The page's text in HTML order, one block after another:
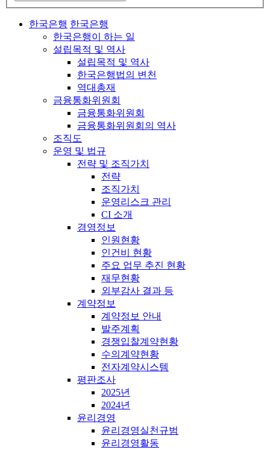
한국은행 한국은행
한국은행이 하는 일
설립목적 및 역사
설립목적 및 역사
한국은행법의 변천
역대총재
금융통화위원회
금융통화위원회
금융통화위원회의 역사
조직도
운영 및 법규
전략 및 조직가치
전략
조직가치
운영리스크 관리
CI 소개
경영정보
인원현황
인건비 현황
주요 업무 추진 현황
재무현황
외부감사 결과 등
계약정보
계약정보 안내
발주계획
경쟁입찰계약현황
수의계약현황
전자계약시스템
평판조사
2025년
2024년
윤리경영
윤리경영실천규범
윤리경영활동